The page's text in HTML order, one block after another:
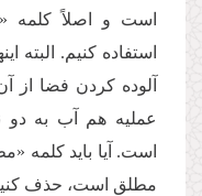
است و اصلاً كلمه
استفاده كنیم. البته
آلوده كردن فضا از
عملیه هم آب به
است. آیا باید كلمه
مطلق است، حذف